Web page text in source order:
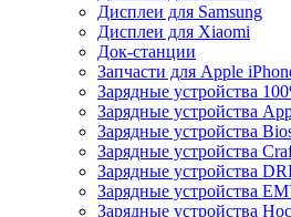
Дисплеи для Samsung
Дисплеи для Xiaomi
Док-станции
Запчасти для Apple
Зарядные устройства
Зарядные устройства
Зарядные устройства
Зарядные устройства
Зарядные устройства
Зарядные устройства
Зарядные устройства